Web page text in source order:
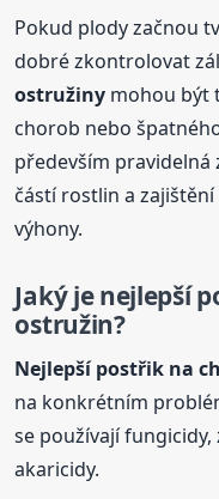
Pokud plody začnou
dobré zkontrolovat
ostružiny mohou být
chorob nebo
především pravidelná
částí rostlin a
výhony.
Jaký je nejlepší
ostružin?
Nejlepšípostřik na
na konkrétním
se používají
akaricidy.